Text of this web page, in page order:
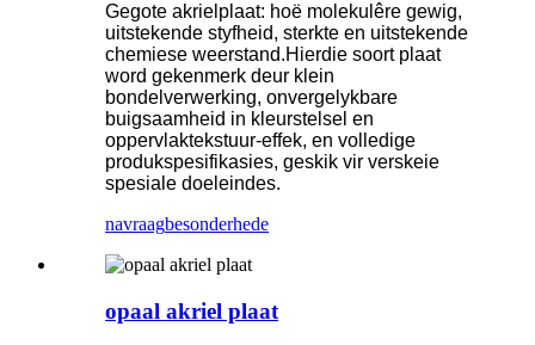
Gegote akrielplaat: hoë molekulêre gewig,
uitstekende styfheid, sterkte en uitstekende
chemiese weerstand.Hierdie soort plaat
word gekenmerk deur klein
bondelverwerking, onvergelykbare
buigsaamheid in kleurstelsel en
oppervlaktekstuur-effek, en volledige
produkspesifikasies, geskik vir verskeie
spesiale doeleindes.
navraagbesonderhede
opaal akriel plaat